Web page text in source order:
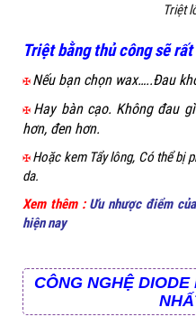
Triệt
Triệt bằng thủ công sẽ
✠ Nếu bạn chọn wax…..Đau
✠ Hay bàn cạo. Không đau
hơn, đen hơn.
✠ Hoặc kem Tẩy lông, Có thể bị
da.
Xem thêm : Ưu nhược điểm
hiện nay
CÔNG NGHỆ